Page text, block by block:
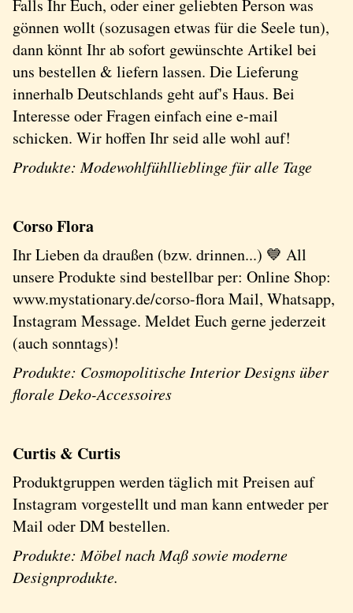
Falls Ihr Euch, oder einer geliebten Person was
gönnen wollt (sozusagen etwas für die Seele tun),
dann könnt Ihr ab sofort gewünschte Artikel bei
uns bestellen & liefern lassen. Die Lieferung
innerhalb Deutschlands geht auf's Haus. Bei
Interesse oder Fragen einfach eine e-mail
schicken. Wir hoffen Ihr seid alle wohl auf!
Produkte: Modewohlfühllieblinge für alle Tage
Corso Flora
Ihr Lieben da draußen (bzw. drinnen...) 💙 All
unsere Produkte sind bestellbar per: Online Shop:
www.mystationary.de/corso-flora Mail, Whatsapp,
Instagram Message. Meldet Euch gerne jederzeit
(auch sonntags)!
Produkte: Cosmopolitische Interior Designs über
florale Deko-Accessoires
Curtis & Curtis
Produktgruppen werden täglich mit Preisen auf
Instagram vorgestellt und man kann entweder per
Mail oder DM bestellen.
Produkte: Möbel nach Maß sowie moderne
Designprodukte.